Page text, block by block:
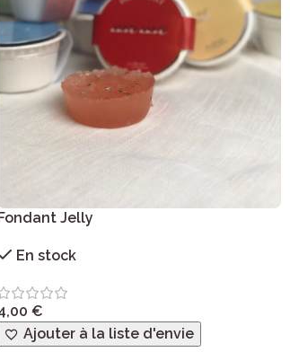
Jelly
En stock
€
Ajouter à la liste d'envie